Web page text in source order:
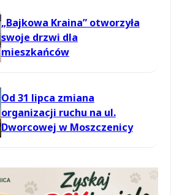
„Bajkowa Kraina” otworzyła
swoje drzwi dla
mieszkańców
Od 31 lipca zmiana
organizacji ruchu na ul.
Dworcowej w Moszczenicy